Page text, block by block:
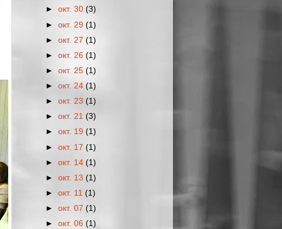
► окт. 30 (3)
► окт. 29 (1)
► окт. 27 (1)
► окт. 26 (1)
► окт. 25 (1)
► окт. 24 (1)
► окт. 23 (1)
► окт. 21 (3)
► окт. 19 (1)
► окт. 17 (1)
► окт. 14 (1)
► окт. 13 (1)
► окт. 11 (1)
► окт. 07 (1)
► окт. 06 (1)